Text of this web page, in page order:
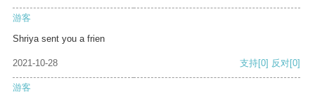
游客
Shriya sent you a frien
2021-10-28 支持[0] 反对[0]
游客